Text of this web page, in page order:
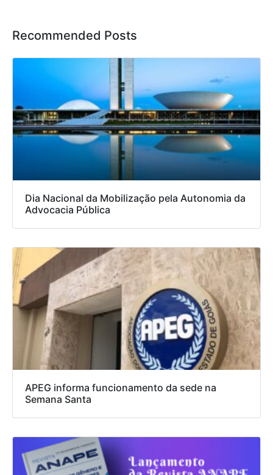
Recommended Posts
Dia Nacional da Mobilização pela Autonomia da
Advocacia Pública
APEG informa funcionamento da sede na
Semana Santa